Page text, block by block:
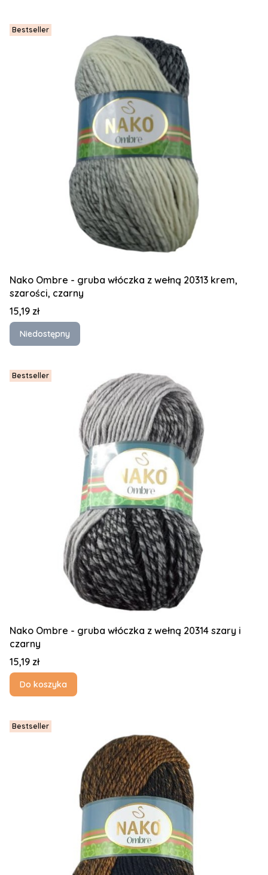
Bestseller
Nako Ombre - gruba włóczka z wełną 20313 krem,
szarości, czarny
Cena
15,19 zł
Niedostępny
Bestseller
Nako Ombre - gruba włóczka z wełną 20314 szary i
czarny
Cena
15,19 zł
Do koszyka
Bestseller